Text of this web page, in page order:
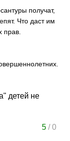
получат,
Что даст им
прав.
детей не
5/0